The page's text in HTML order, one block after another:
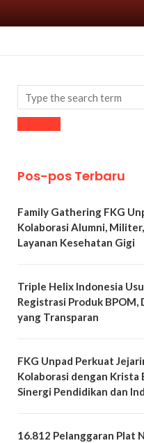
Pos-pos Terbaru
Family Gathering FKG
Kolaborasi Alumni,
Layanan Kesehatan Gigi
Triple Helix Indonesia
Registrasi Produk BPOM,
yang Transparan
FKG Unpad Perkuat
Kolaborasi dengan
Sinergi Pendidikan dan
16.812 Pelanggaran Plat